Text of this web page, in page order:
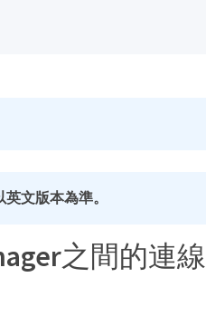
文版本為準。
之間的連線